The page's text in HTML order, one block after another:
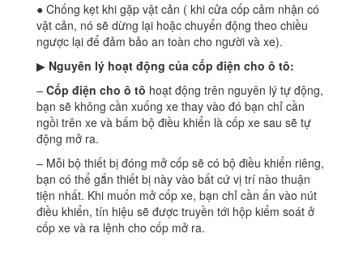
● Chống kẹt khi gặp vật cản ( khi cửa cốp cảm nhận có
vật cản, nó sẽ dừng lại hoặc chuyển động theo chiều
ngược lại để đảm bảo an toàn cho người và xe).
▶ Nguyên lý hoạt động của cốp điện cho ô tô:
– Cốp điện cho ô tô hoạt động trên nguyên lý tự động,
bạn sẽ không cần xuống xe thay vào đó bạn chỉ cần
ngồi trên xe và bấm bộ điều khiển là cốp xe sau sẽ tự
động mở ra.
– Mỗi bộ thiết bị đóng mở cốp sẽ có bộ điều khiển riêng,
bạn có thể gắn thiết bị này vào bất cứ vị trí nào thuận
tiện nhất. Khi muốn mở cốp xe, bạn chỉ cần ấn vào nút
điều khiển, tín hiệu sẽ được truyền tới hộp kiểm soát ở
cốp xe và ra lệnh cho cốp mở ra.